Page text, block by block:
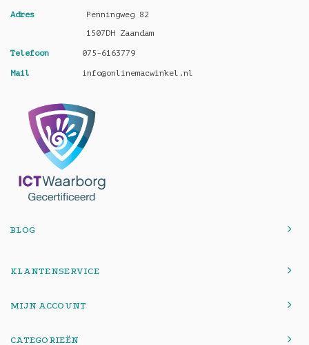
Adres
Penningweg 82
1507DH Zaandam
Telefoon 075-6163779
Mail info@onlinemacwinkel.nl
BLOG
KLANTENSERVICE
MIJN ACCOUNT
CATEGORIEËN